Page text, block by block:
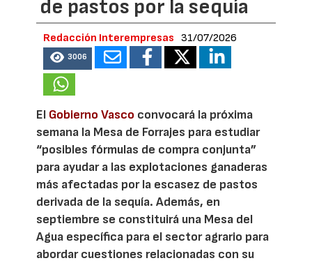
de pastos por la sequía
Redacción Interempresas 31/07/2026
3006
El Gobierno Vasco convocará la próxima
semana la Mesa de Forrajes para estudiar
“posibles fórmulas de compra conjunta”
para ayudar a las explotaciones ganaderas
más afectadas por la escasez de pastos
derivada de la sequía. Además, en
septiembre se constituirá una Mesa del
Agua específica para el sector agrario para
abordar cuestiones relacionadas con su